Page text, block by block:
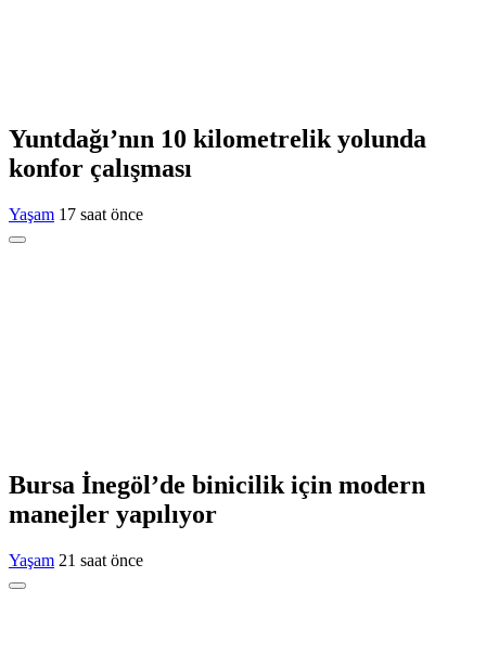
Yuntdağı’nın 10 kilometrelik yolunda
konfor çalışması
Yaşam 17 saat önce
Bursa İnegöl’de binicilik için modern
manejler yapılıyor
Yaşam 21 saat önce